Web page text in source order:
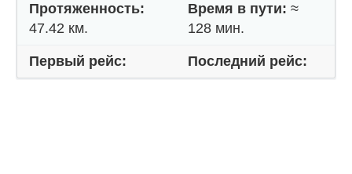
Протяженность:
47.42 км.
Время в пути: ≈
128 мин.
Первый рейс: Последний рейс: